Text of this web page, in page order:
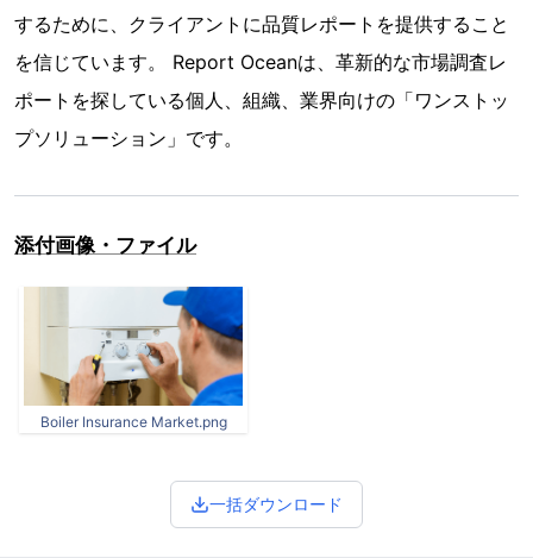
するために、クライアントに品質レポートを提供すること
を信じています。 Report Oceanは、革新的な市場調査レ
ポートを探している個人、組織、業界向けの「ワンストッ
プソリューション」です。
添付画像・ファイル
Boiler Insurance Market.png
一括ダウンロード